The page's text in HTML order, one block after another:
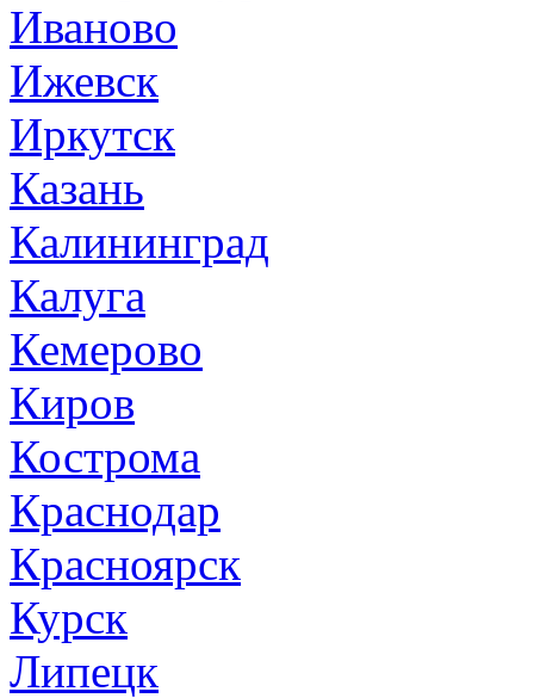
Иваново
Ижевск
Иркутск
Казань
Калининград
Калуга
Кемерово
Киров
Кострома
Краснодар
Красноярск
Курск
Липецк